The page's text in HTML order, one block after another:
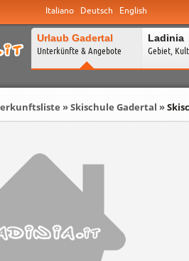
Italiano Deutsch English
Urlaub Gadertal
Unterkünfte & Angebote
Ladinia
Gebiet,
»Skischule Gadertal »